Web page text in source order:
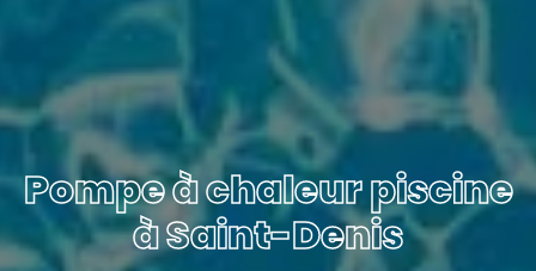
Pompe à chaleur piscine
à Saint-Denis